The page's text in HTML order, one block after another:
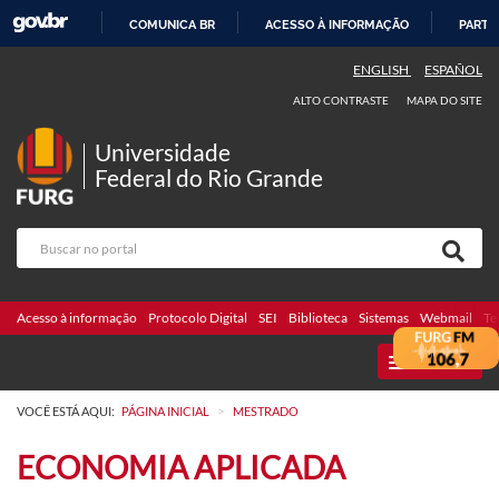
COMUNICA BR ACESSO À INFORMAÇÃO
ENGLISH ESPAÑOL
ALTO CONTRASTE MAPA DO SITE
Universidade
Federal do Rio Grande
Acesso à informação Protocolo Digital SEI Biblioteca Sistemas Webmail
MENU
VOCÊ ESTÁ AQUI: PÁGINA INICIAL > MESTRADO
ECONOMIA APLICADA